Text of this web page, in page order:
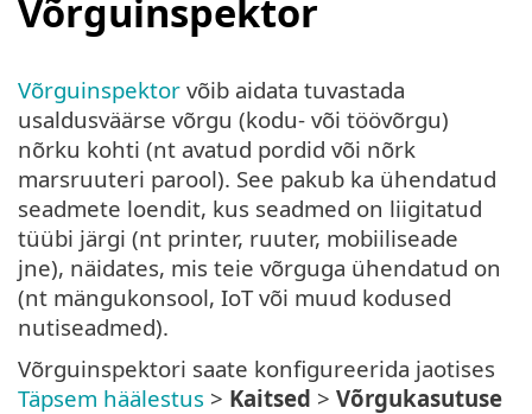
Võrguinspektor
Võrguinspektor võib aidata tuvastada
usaldusväärse võrgu (kodu- või töövõrgu)
nõrku kohti (nt avatud pordid või nõrk
marsruuteri parool). See pakub ka ühendatud
seadmete loendit, kus seadmed on liigitatud
tüübi järgi (nt printer, ruuter, mobiiliseade
jne), näidates, mis teie võrguga ühendatud on
(nt mängukonsool, IoT või muud kodused
nutiseadmed).
Võrguinspektori saate konfigureerida jaotises
Täpsem häälestus > Kaitsed > Võrgukasutuse